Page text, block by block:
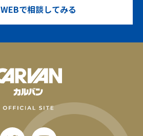
WEBで相談してみる